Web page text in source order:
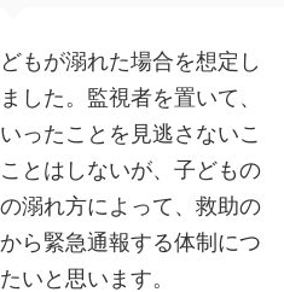
もが溺れた場合を想定し
した。監視者を置いて、
ったことを見逃さないこ
とはしないが、子どもの
溺れ方によって、救助の
ら緊急通報する体制につ
いと思います。